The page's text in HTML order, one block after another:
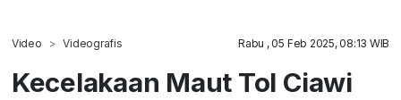
Video Videografis Rabu , 05 Feb 2025, 08:13 WIB
Kecelakaan Maut Tol Ciawi